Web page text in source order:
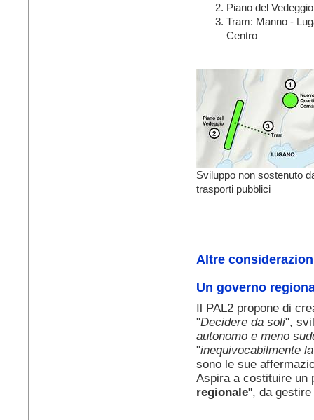
Piano del Vedeggio
Tram: Manno -
Centro
Sviluppo non sostenuto
trasporti pubblici
Altre
Un governo
Il PAL2 propone di
"Decidere da soli",
autonomo e meno
"inequivocabilmente
sono le sue
Aspira a costituire un
regionale", da gestire